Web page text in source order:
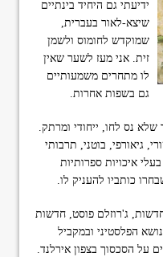
ידיעתי גם היחיד בינתיים
שיצא-לאור בעברית,
שמוקדש לחומוס ולשמן
זית. אני מעז לשער שאין
לו מתחרים משמעותיים
גם בשפות אחרות.
נס לחו, ייחודי ומרתק.
גיאורפי, בוטני, תרבותי
איכויות ספרותיות
כותביו להעניק לו.
ג'רוזלם פוסט, חדשות
הפלסטיני ובמקביל
על הסכסוך בצפון אירלנד.